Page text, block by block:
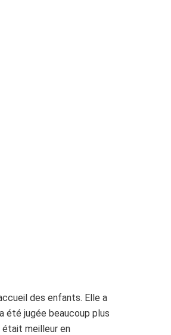
des enfants. Elle a
été jugée beaucoup plus
était meilleur en